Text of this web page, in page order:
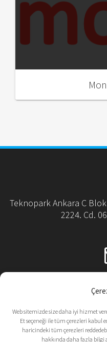
Web sitemizde size daha iyi hizmet
Et seçeneği ile tüm çerezleri kabul
haricindeki tüm çerezleri
hakkında daha fazla
Teknopark Ankara C
2224. Cd.